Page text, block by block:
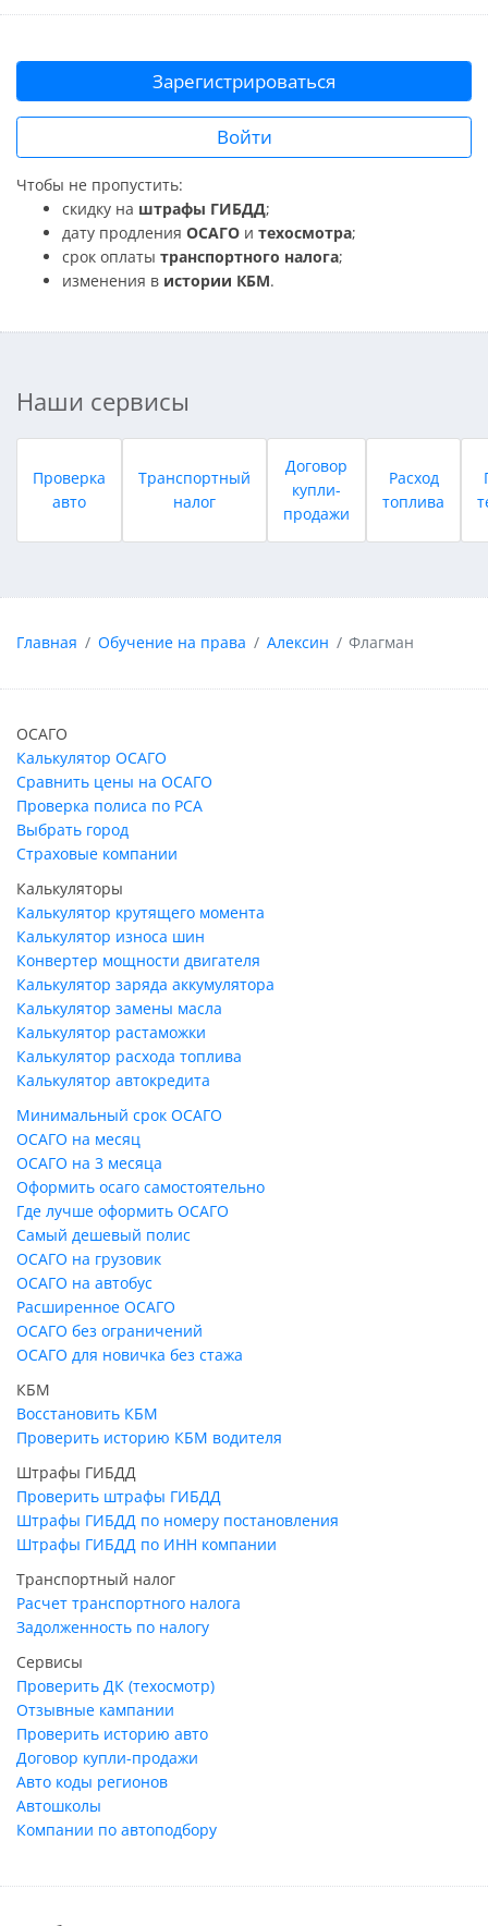
Зарегистрироваться
Войти
Чтобы не пропустить:
скидку на штрафы ГИБДД;
дату продления ОСАГО и техосмотра;
срок оплаты транспортного налога;
изменения в истории КБМ.
Наши сервисы
Проверка
авто
Транспортный
налог
Договор
купли-
продажи
Расход
топлива
Главная Обучение на права Алексин Флагман
ОСАГО
Калькулятор ОСАГО
Сравнить цены на ОСАГО
Проверка полиса по РСА
Выбрать город
Страховые компании
Калькуляторы
Калькулятор крутящего момента
Калькулятор износа шин
Конвертер мощности двигателя
Калькулятор заряда аккумулятора
Калькулятор замены масла
Калькулятор растаможки
Калькулятор расхода топлива
Калькулятор автокредита
Минимальный срок ОСАГО
ОСАГО на месяц
ОСАГО на 3 месяца
Оформить осаго самостоятельно
Где лучше оформить ОСАГО
Самый дешевый полис
ОСАГО на грузовик
ОСАГО на автобус
Расширенное ОСАГО
ОСАГО без ограничений
ОСАГО для новичка без стажа
КБМ
Восстановить КБМ
Проверить историю КБМ водителя
Штрафы ГИБДД
Проверить штрафы ГИБДД
Штрафы ГИБДД по номеру постановления
Штрафы ГИБДД по ИНН компании
Транспортный налог
Расчет транспортного налога
Задолженность по налогу
Сервисы
Проверить ДК (техосмотр)
Отзывные кампании
Проверить историю авто
Договор купли-продажи
Авто коды регионов
Автошколы
Компании по автоподбору